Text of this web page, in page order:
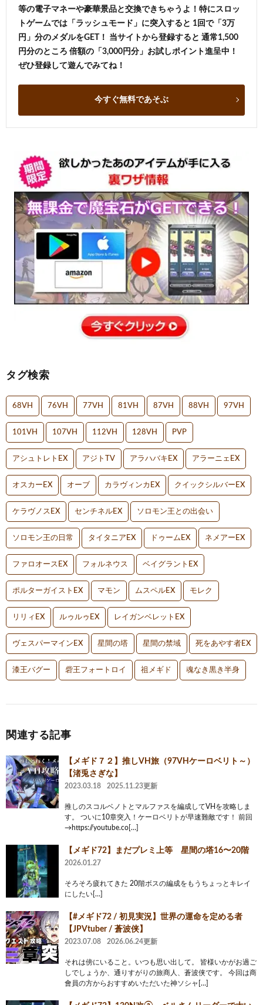
等の電子マネーや豪華景品と交換できちゃうよ！特にスロッ
トゲームでは「ラッシュモード」に突入すると 1回で「3万
円」分のメダルをGET！ 当サイトから登録すると 通常1,500
円分のところ 倍額の「3,000円分」お試しポイント進呈中！
ぜひ登録して遊んでみてね！
今すぐ無料であそぶ
タグ検索
68VH 76VH 77VH 81VH 87VH 88VH 97VH
101VH 107VH 112VH 128VH PVP
アシュトレトEX アジトTV アラハバキEX アラーニェEX
オスカーEX オーブ カラヴィンカEX クイックシルバーEX
ケラヴノスEX センチネルEX ソロモン王との出会い
ソロモン王の日常 タイタニアEX ドゥームEX ネメアーEX
ファロオースEX フォルネウス ベイグラントEX
ポルターガイストEX マモン ムスペルEX モレク
リリィEX ルゥルゥEX レイガンベレットEX
ヴェスパーマインEX 星間の塔 星間の禁域 死をあやす者EX
漆王バグー 砦王フォートロイ 祖メギド 魂なき黒き半身
関連する記事
【メギド７２】推しVH旅（97VHケーロベリト～）
【渚兎さぎな】
2023.03.18 2025.11.23更新
推しのスコルベノトとマルファスを編成してVHを攻略しま
す。 ついに10章突入！ケーロベリトが早速難敵です！ 前回
→https://youtube.co[…]
【メギド72】まだプレミ上等 星間の塔16〜20階
2026.01.27
そろそろ疲れてきた 20階ボスの編成をもうちょっとキレイ
にしたい[…]
【#メギド72 / 初見実況】世界の運命を定める者
【JPVtuber / 蒼波侠】
2023.07.08 2026.06.24更新
それは傍にいること。いつも思い出して。 皆様いかがお過ご
しでしょうか、通りすがりの旅商人、蒼波侠です。 今回は商
會員の方からおすすめいただいた神ソシャ[…]